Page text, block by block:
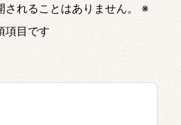
れることはありません。
※
項目です